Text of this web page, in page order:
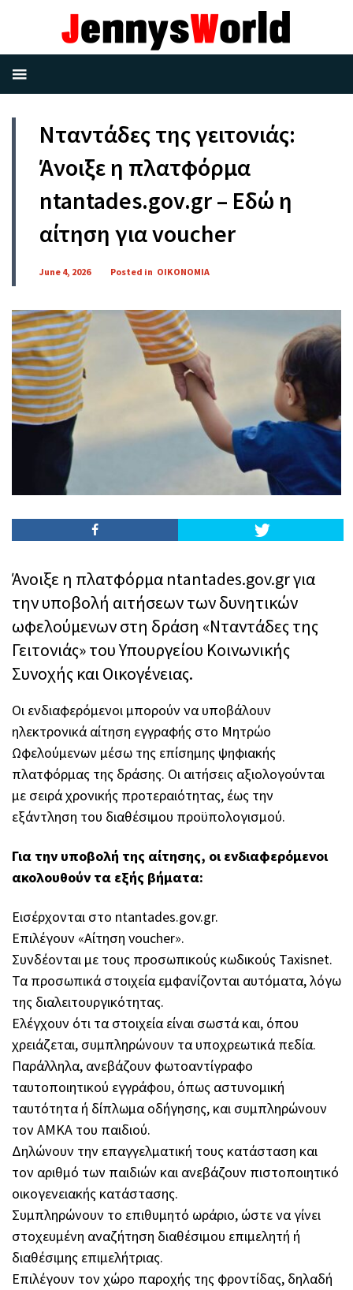
Νταντάδες της γειτονιάς:
Άνοιξε η πλατφόρμα
ntantades.gov.gr – Εδώ η
αίτηση για voucher
June 4, 2026 Posted in ΟΙΚΟΝΟΜΙΑ
Άνοιξε η πλατφόρμα ntantades.gov.gr για
την υποβολή αιτήσεων των δυνητικών
ωφελούμενων στη δράση «Νταντάδες της
Γειτονιάς» του Υπουργείου Κοινωνικής
Συνοχής και Οικογένειας.
Οι ενδιαφερόμενοι μπορούν να υποβάλουν
ηλεκτρονικά αίτηση εγγραφής στο Μητρώο
Ωφελούμενων μέσω της επίσημης ψηφιακής
πλατφόρμας της δράσης. Οι αιτήσεις αξιολογούνται
με σειρά χρονικής προτεραιότητας, έως την
εξάντληση του διαθέσιμου προϋπολογισμού.
Για την υποβολή της αίτησης, οι ενδιαφερόμενοι
ακολουθούν τα εξής βήματα:
Εισέρχονται στο ntantades.gov.gr.
Επιλέγουν «Αίτηση voucher».
Συνδέονται με τους προσωπικούς κωδικούς Taxisnet.
Τα προσωπικά στοιχεία εμφανίζονται αυτόματα, λόγω
της διαλειτουργικότητας.
Ελέγχουν ότι τα στοιχεία είναι σωστά και, όπου
χρειάζεται, συμπληρώνουν τα υποχρεωτικά πεδία.
Παράλληλα, ανεβάζουν φωτοαντίγραφο
ταυτοποιητικού εγγράφου, όπως αστυνομική
ταυτότητα ή δίπλωμα οδήγησης, και συμπληρώνουν
τον ΑΜΚΑ του παιδιού.
Δηλώνουν την επαγγελματική τους κατάσταση και
τον αριθμό των παιδιών και ανεβάζουν πιστοποιητικό
οικογενειακής κατάστασης.
Συμπληρώνουν το επιθυμητό ωράριο, ώστε να γίνει
στοχευμένη αναζήτηση διαθέσιμου επιμελητή ή
διαθέσιμης επιμελήτριας.
Επιλέγουν τον χώρο παροχής της φροντίδας, δηλαδή